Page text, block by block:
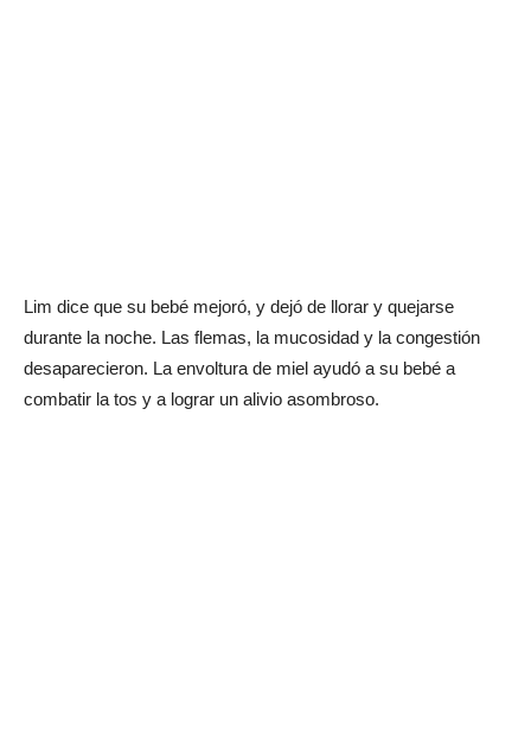
Lim dice que su bebé mejoró, y dejó de llorar y quejarse
durante la noche. Las flemas, la mucosidad y la congestión
desaparecieron. La envoltura de miel ayudó a su bebé a
combatir la tos y a lograr un alivio asombroso.